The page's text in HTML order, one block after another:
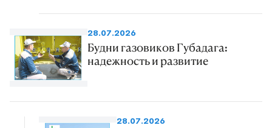
28.07.2026
Будни газовиков Губадага:
надежность и развитие
28.07.2026